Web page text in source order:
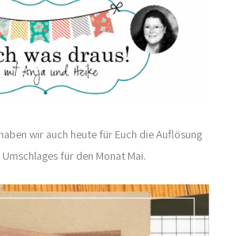
wir auch heute für Euch die Auflösung
für den Monat Mai.